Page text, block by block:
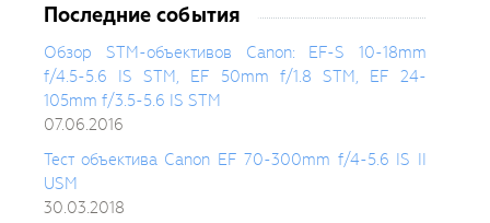
Последние события
Обзор STM-объективов Canon: EF-S 10-18mm
f/4.5-5.6 IS STM, EF 50mm f/1.8 STM, EF 24-
105mm f/3.5-5.6 IS STM
07.06.2016
Тест объектива Canon EF 70-300mm f/4-5.6 IS II
USM
30.03.2018